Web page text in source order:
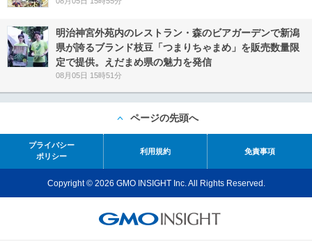
明治神宮外苑内のレストラン・森のビアガーデンで新潟
県が誇るブランド枝豆「つまりちゃまめ」を販売数量限
定で提供。えだまめ県の魅力を発信
08月05日 15時51分
ページの先頭へ
プライバシー
ポリシー
利用規約 免責事項
Copyright © 2026 GMO INSIGHT Inc. All Rights Reserved.